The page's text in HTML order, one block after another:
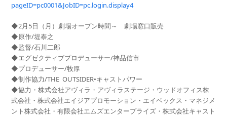
pageID=pc0001&JobID=pc.login.display4
◆2月5日（月）劇場オープン時間～ 劇場窓口販売
◆原作/堤泰之
◆監督/石川二郎
◆エグゼクティブプロデューサー/神品信市
◆プロデューサー/牧厚
◆制作協力/THE OUTSIDER•キャストパワー
◆協力・株式会社アヴィラ・アヴィラステージ・ウッドオフィス株
式会社・株式会社エイジアプロモーション・エイベックス・マネジメ
ント株式会社・有限会社エムズエンタープライズ・株式会社キャスト